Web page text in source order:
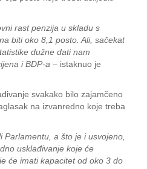
rast penzija u skladu s
biti oko 8,1 posto. Ali, sačekat
dužne dati nam
i BDP-a – istaknuo je
svakako bilo zajamčeno
na izvanredno koje treba
a što je i usvojeno,
usklađivanje koje će
će imati kapacitet od oko 3 do